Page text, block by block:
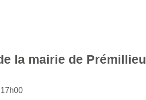
la mairie de Prémillieu